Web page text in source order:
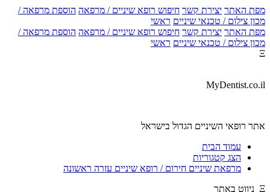
מפת האתר יצירת קשר חיפוש רופא שיניים / מרפאה הוספת מרפאה /
מכון צילום / טכנאי שיניים ראשי
מפת האתר יצירת קשר חיפוש רופא שיניים / מרפאה הוספת מרפאה /
מכון צילום / טכנאי שיניים ראשי
Ξ
MyDentist.co.il
אתר רופאי השיניים הגדול בישראל
עמוד הבית
הצג קטגוריות
מרפאת שיניים חירום / רופא שיניים עזרה ראשונה
Ξ ניווט באתר